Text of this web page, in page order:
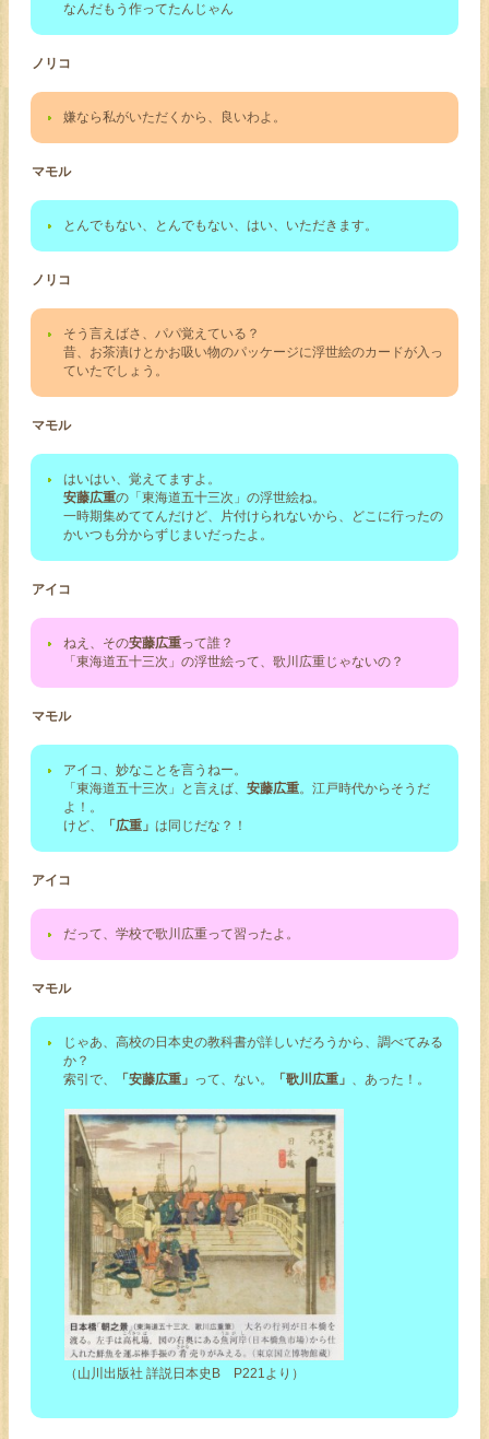
なんだもう作ってたんじゃん
ノリコ
嫌なら私がいただくから、良いわよ。
マモル
とんでもない、とんでもない、はい、いただきます。
ノリコ
そう言えばさ、パパ覚えている？
昔、お茶漬けとかお吸い物のパッケージに浮世絵のカードが入っ
ていたでしょう。
マモル
はいはい、覚えてますよ。
安藤広重の「東海道五十三次」の浮世絵ね。
一時期集めててんだけど、片付けられないから、どこに行ったの
かいつも分からずじまいだったよ。
アイコ
ねえ、その安藤広重って誰？
「東海道五十三次」の浮世絵って、歌川広重じゃないの？
マモル
アイコ、妙なことを言うねー。
「東海道五十三次」と言えば、 安藤広重。江戸時代からそうだ
よ！。
けど、
「広重」 は同じだな？！
アイコ
だって、学校で歌川広重って習ったよ。
マモル
じゃあ、高校の日本史の教科書が詳しいだろうから、調べてみる
か？
索引で、
「安藤広重」 って、ない。 「歌川広重」 、あった！。
（山川出版社 詳説日本史B P221より）